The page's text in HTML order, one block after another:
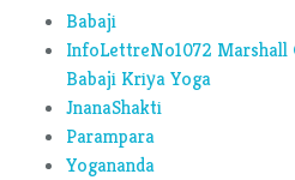
Babaji
InfoLettreNo1072 Marshall
Babaji Kriya Yoga
JnanaShakti
Parampara
Yogananda